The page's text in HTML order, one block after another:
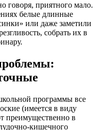
говоря, приятного мало.
белые длинные
или даже заметили
собрать их в
программы все
(имеется в виду
преимущественно в
кишечного